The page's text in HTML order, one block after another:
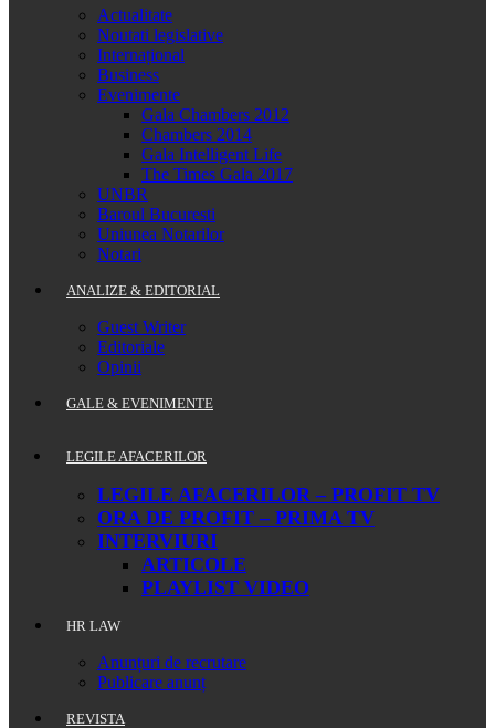
Actualitate
Noutati legislative
Internațional
Business
Evenimente
Gala Chambers 2012
Chambers 2014
Gala Intelligent Life
The Times Gala 2017
UNBR
Baroul Bucuresti
Uniunea Notarilor
Notari
ANALIZE & EDITORIAL
Guest Writer
Editoriale
Opinii
GALE & EVENIMENTE
LEGILE AFACERILOR
LEGILE AFACERILOR – PROFIT TV
ORA DE PROFIT – PRIMA TV
INTERVIURI
ARTICOLE
PLAYLIST VIDEO
HR LAW
Anunțuri de recrutare
Publicare anunț
REVISTA